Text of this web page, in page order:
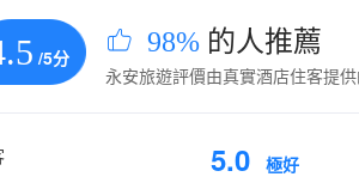
/5分 98% 的人推薦
永安旅遊評價由真實酒店住客提供
5.0 極好